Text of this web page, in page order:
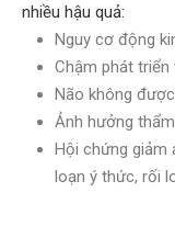
nhiều hậu quả:
Nguy cơ động
Chậm phát
Não không
Ảnh hưởng
Hội chứng giảm
loạn ý thức, rối